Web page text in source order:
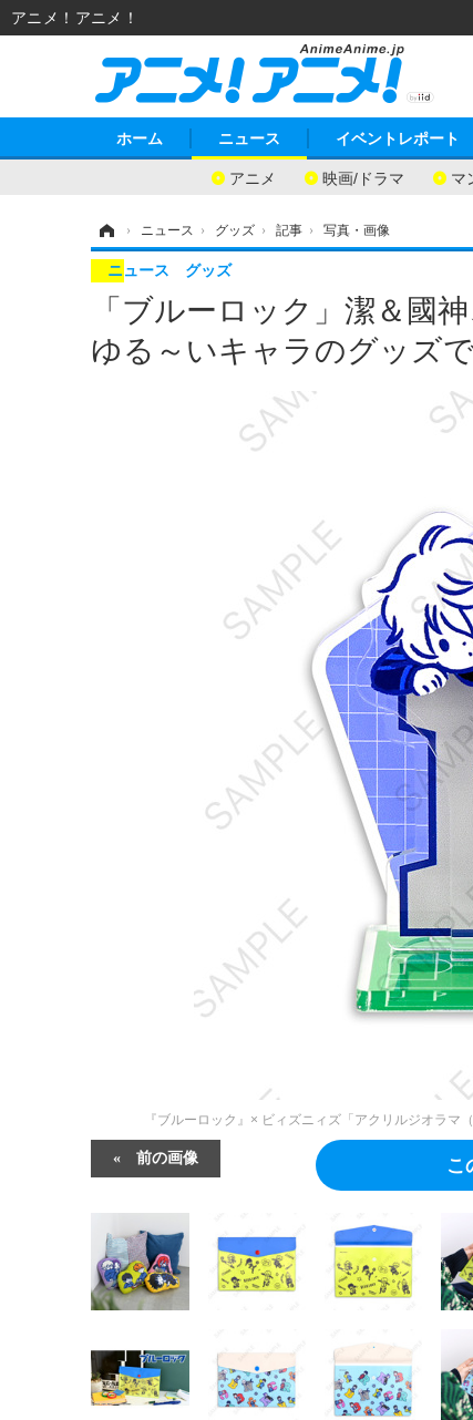
ホーム ニュース
アニメ 映画/ドラマ マ
イベントレポート
› ニュース › グッズ › 記事 › 写真・画像
「ブルーロック」潔＆國
ゆる～いキャラのグッズ
ニュース グッズ
『ブルーロック』× ビィズニィズ「アクリルジオラ
前の画像 こ
アニメ！アニメ！